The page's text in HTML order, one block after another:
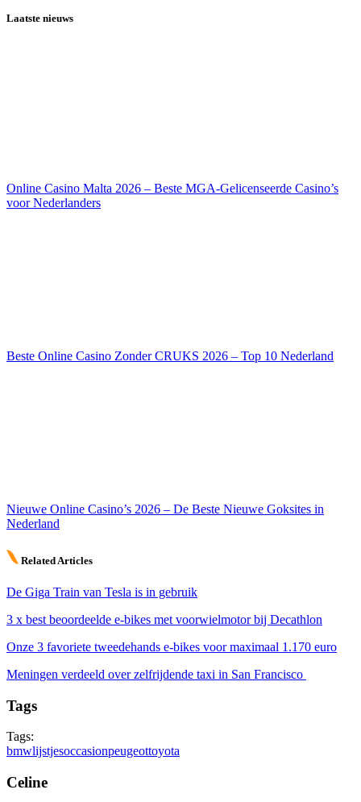
Laatste nieuws
Online Casino Malta 2026 – Beste MGA-Gelicenseerde Casino’s
voor Nederlanders
Beste Online Casino Zonder CRUKS 2026 – Top 10 Nederland
Nieuwe Online Casino’s 2026 – De Beste Nieuwe Goksites in
Nederland
Related Articles
De Giga Train van Tesla is in gebruik
3 x best beoordeelde e-bikes met voorwielmotor bij Decathlon
Onze 3 favoriete tweedehands e-bikes voor maximaal 1.170 euro
Meningen verdeeld over zelfrijdende taxi in San Francisco
Tags
Tags:
bmwlijstjesoccasionpeugeottoyota
Celine